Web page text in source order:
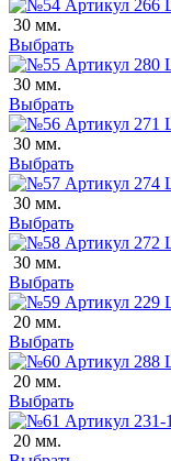
30 мм.
Выбрать
30 мм.
Выбрать
30 мм.
Выбрать
30 мм.
Выбрать
30 мм.
Выбрать
20 мм.
Выбрать
20 мм.
Выбрать
20 мм.